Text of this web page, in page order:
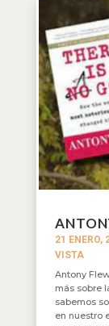
21 ENERO,
VISTA
Antony
más sobre
sabemos
en nuestro